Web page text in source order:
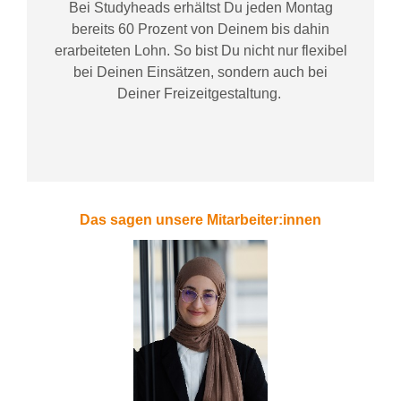
Bei Studyheadserhältst Du jeden Montag
bereits 60 Prozent von Deinem bis dahin
erarbeiteten Lohn. So bist Du nicht nur flexibel
bei Deinen Einsätzen, sondern auch bei
DeinerFreizeitgestaltung.
Das sagen unsere Mitarbeiter:innen